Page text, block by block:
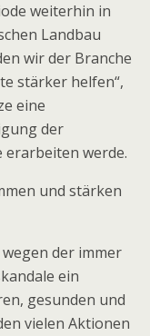
weiterhin in
Landbau
wir der Branche
stärker helfen“,
eine
der
erarbeiten werde.
und stärken
der immer
ein
gesunden und
vielen Aktionen